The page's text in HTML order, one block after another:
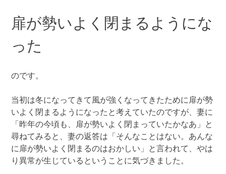
扉が勢いよく閉まるようにな
った
のです。
当初は冬になってきて風が強くなってきたために扉が勢
いよく閉まるようになったと考えていたのですが、妻に
「昨年の今頃も、扉が勢いよく閉まっていたかなあ」と
尋ねてみると、妻の返答は「そんなことはない。あんな
に扉が勢いよく閉まるのはおかしい」と言われて、やは
り異常が生じているということに気づきました。